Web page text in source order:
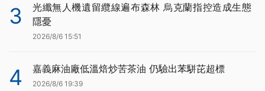
3
光纖無人機遺留纜線遍布森林 烏克蘭指控造成生態
隱憂
2026/8/6 15:51
4 嘉義麻油廠低溫焙炒苦茶油 仍驗出苯駢芘超標
2026/8/6 19:39